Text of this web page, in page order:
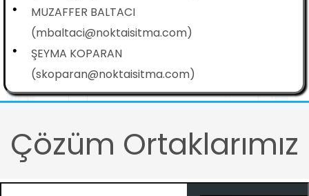
•
MUZAFFER BALTACI
(mbaltaci@noktaisitma.com)
•
ŞEYMA KOPARAN
(skoparan@noktaisitma.com)
Çözüm Ortaklarımız